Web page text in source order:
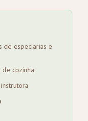
de especiarias e
cozinha